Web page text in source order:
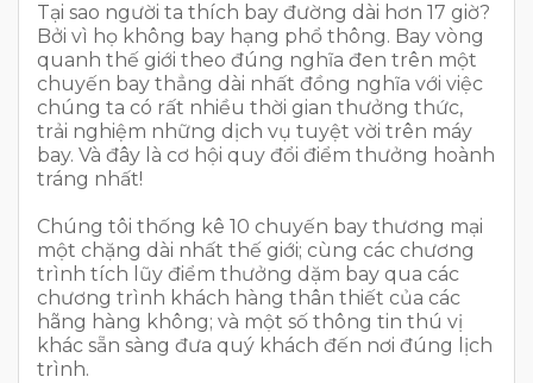
Tại sao người ta thích bay đường dài hơn 17 giờ?
Bởi vì họ không bay hạng phổ thông. Bay vòng
quanh thế giới theo đúng nghĩa đen trên một
chuyến bay thẳng dài nhất đồng nghĩa với việc
chúng ta có rất nhiều thời gian thưởng thức,
trải nghiệm những dịch vụ tuyệt vời trên máy
bay. Và đây là cơ hội quy đổi điểm thưởng hoành
tráng nhất!
Chúng tôi thống kê 10 chuyến bay thương mại
một chặng dài nhất thế giới; cùng các chương
trình tích lũy điểm thưởng dặm bay qua các
chương trình khách hàng thân thiết của các
hãng hàng không; và một số thông tin thú vị
khác sẵn sàng đưa quý khách đến nơi đúng lịch
trình.